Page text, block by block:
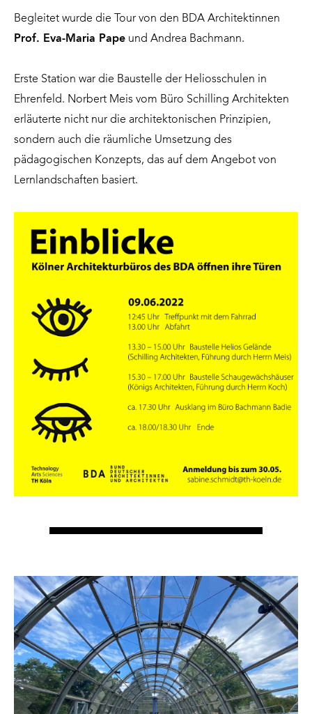
Begleitet wurde die Tour von den BDA Architektinnen
Prof. Eva-Maria Pape und Andrea Bachmann.
Erste Station war die Baustelle der Heliosschulen in
Ehrenfeld. Norbert Meis vom Büro Schilling Architekten
erläuterte nicht nur die architektonischen Prinzipien,
sondern auch die räumliche Umsetzung des
pädagogischen Konzepts, das auf dem Angebot von
Lernlandschaften basiert.